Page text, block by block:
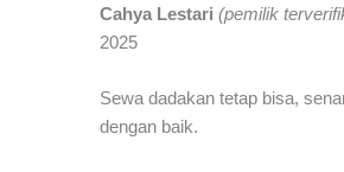
Cahya Lestari (pemilik
2025
Sewa dadakan tetap bisa,
dengan baik.